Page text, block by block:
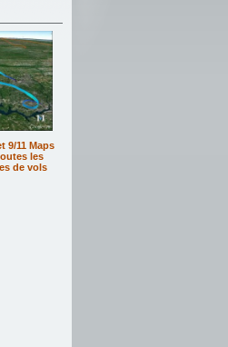
9/11 Maps
les
de vols